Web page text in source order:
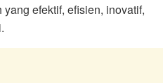
efektif, efisien, inovatif,